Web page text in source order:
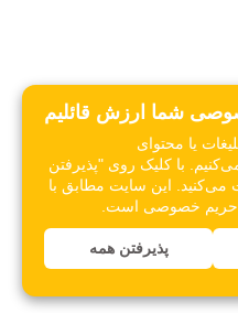
شما ارزش قائلیم
یا محتوای
با کلیک روی "پذیرفتن
می‌کنید. این سایت مطابق با
پذیرفتن همه